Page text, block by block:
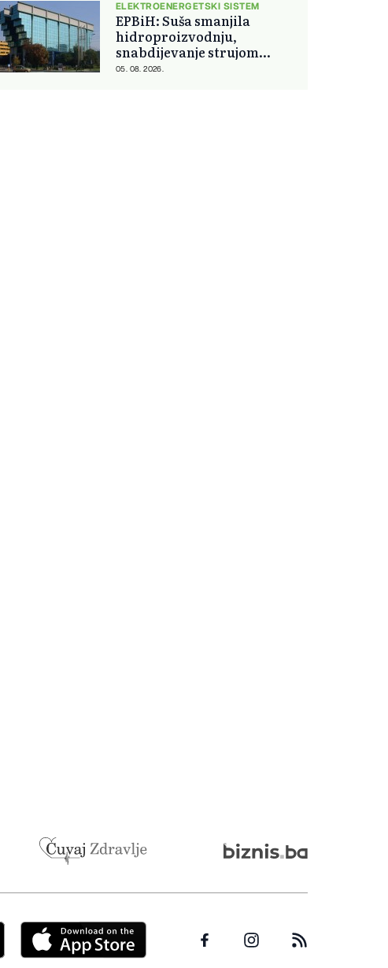
ELEKTROENERGETSKI SISTEM
EPBiH: Suša smanjila
hidroproizvodnju,
snabdijevanje strujom
ostaje stabilno
05. 08. 2026.